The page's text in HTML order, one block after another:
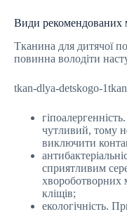
Види рекомендованих
Тканина для дитячої
повинна володіти
tkan-dlya-detskogo-
чутливий, тому
виключити
сприятливим
хвороботворних
кліщів;
екологічність.